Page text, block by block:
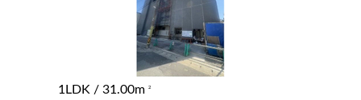
1LDK / 31.00m 2